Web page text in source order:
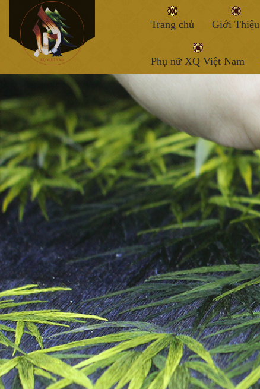
Trang chủ Giới Thiệu
Phụ nữ XQ Việt Nam